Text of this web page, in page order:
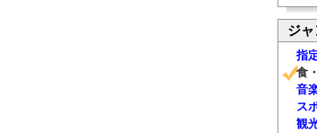
ジ
指
食
音
ス
観